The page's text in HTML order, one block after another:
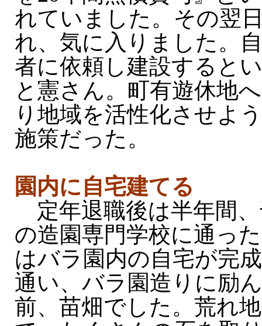
れていました。その翌
れ、気に入りました。
者に依頼し建設すると
と憲さん。町有遊休地
り地域を活性化させよ
施策だった。
園内に自宅建てる
定年退職後は半年間
の造園専門学校に通っ
はバラ園内の自宅が完
通い、バラ園造りに励
前、苗畑でした。荒れ